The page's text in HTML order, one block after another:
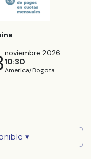
noviembre 2026
10:30
America/Bogota
▾